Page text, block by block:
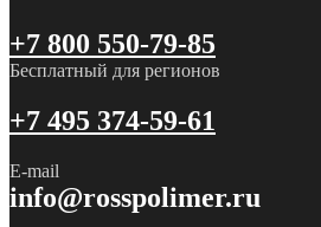
+7 800 550-79-85
Бесплатный для регионов
+7 495 374-59-61
E-mail
info@rosspolimer.ru